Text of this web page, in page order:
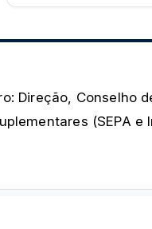
Direção, Conselho
(SEPA